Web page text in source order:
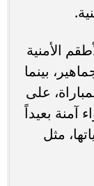
الأمنية
بينما
على
آمنة بعيداً
مثل